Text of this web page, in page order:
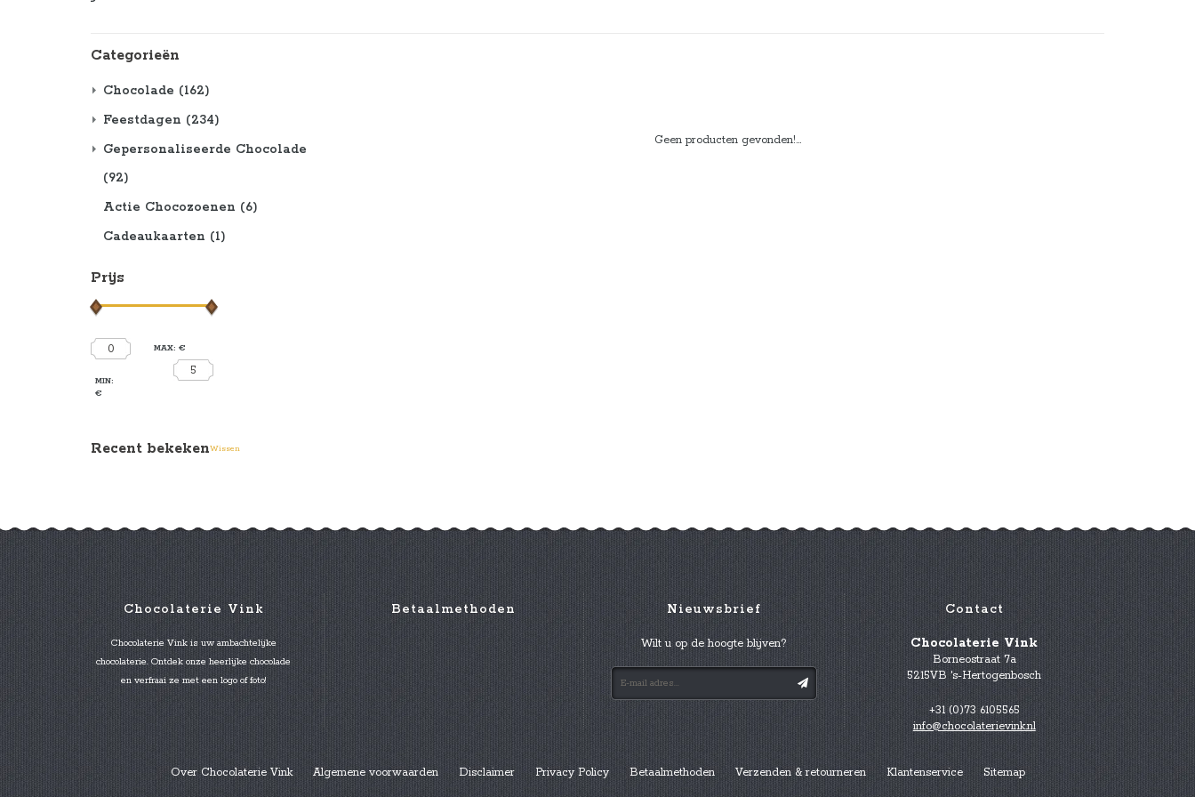
Categorieën
Chocolade (162)
Feestdagen (234)
Gepersonaliseerde Chocolade
(92)
Actie Chocozoenen (6)
Cadeaukaarten (1)
Prijs
0
MIN:
€
MAX: €
5
Recent bekekenWissen
Geen producten gevonden!...
Chocolaterie Vink
Chocolaterie Vink is uw ambachtelijke
chocolaterie. Ontdek onze heerlijke chocolade
en verfraai ze met een logo of foto!
Betaalmethoden Nieuwsbrief
Wilt u op de hoogte blijven?
Contact
Chocolaterie Vink
Borneostraat 7a
5215VB 's-Hertogenbosch
+31 (0)73 6105565
info@chocolaterievink.nl
Over Chocolaterie Vink Algemene voorwaarden Disclaimer Privacy Policy Betaalmethoden Verzenden & retourneren Klantenservice Sitemap